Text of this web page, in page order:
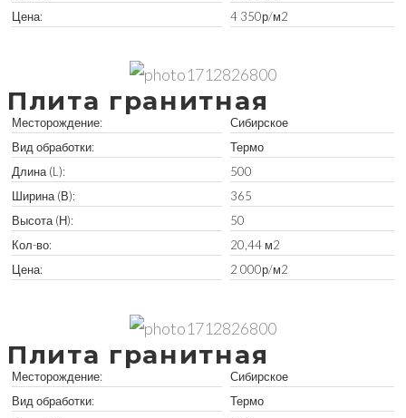
Цена:
4 350р/м2
Плита гранитная
Месторождение:
Вид обработки:
Длина (L):
Ширина (В):
Высота (Н):
Кол-во:
Цена:
Сибирское
Термо
500
365
50
20,44 м2
2 000р/м2
Плита гранитная
Месторождение:
Вид обработки:
Сибирское
Термо